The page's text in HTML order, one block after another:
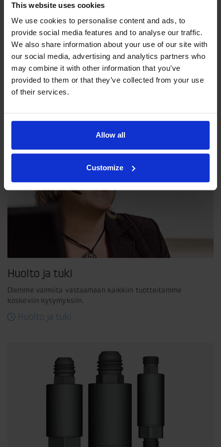
This website uses cookies
We use cookies to personalise content and ads, to
provide social media features and to analyse our traffic.
We also share information about your use of our site with
our social media, advertising and analytics partners who
may combine it with other information that you’ve
provided to them or that they’ve collected from your use
of their services.
Allow all
Customize
Filosofiamme
Indexator Rotator Systems AB:n yritysfilosofia on yhteinen
näkemyksemme siitä, miten yrityksemme pitää toimia.
Huolto ja tuki
Olemme valmiita vastaamaan kaikkiin tuotteitamme
koskeviin kysymyksiin.
Huolto ja tuki